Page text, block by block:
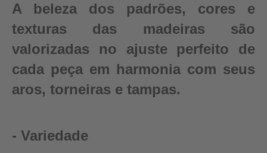
A beleza dos padrões, cores e
texturas das madeiras são
valorizadas no ajuste perfeito de
cada peça em harmonia com seus
aros, torneiras e tampas.
- Variedade